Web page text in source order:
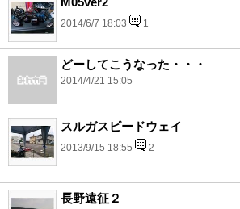
2014/6/7 18:03 1
どーしてこうなった・・・
2014/4/21 15:05
スルガスピードウェイ
2013/9/15 18:55 2
長野遠征２